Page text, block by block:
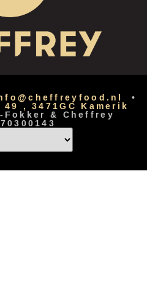
•
, 3471GC Kamerik
Fokker&Cheffrey